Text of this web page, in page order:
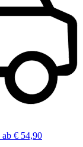
ab € 54,90